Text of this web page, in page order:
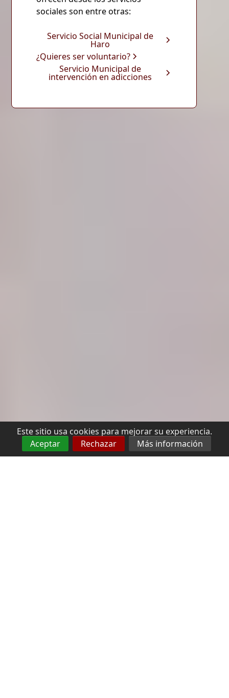
Este sitio usa cookies para mejorar su experiencia.
Aceptar
Rechazar Más información
sociales son entre otras:
Servicio Social Municipal de
Haro
¿Quieres ser voluntario?
Servicio Municipal de
intervención en adicciones